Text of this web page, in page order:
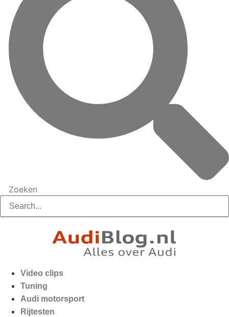
Zoeken
Video clips
Tuning
Audi motorsport
Rijtesten